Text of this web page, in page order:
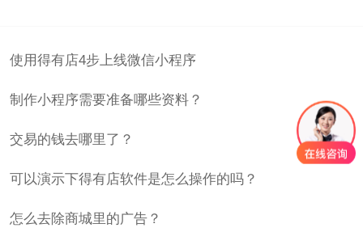
使用得有店4步上线微信小程序
制作小程序需要准备哪些资料？
交易的钱去哪里了？
可以演示下得有店软件是怎么操作的吗？
怎么去除商城里的广告？